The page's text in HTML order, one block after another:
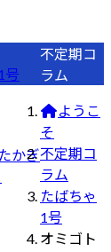
号
かぎ
不定期コ
ラム
ようこ
そ
不定期コ
ラム
たばちゃ
1号
オミゴト